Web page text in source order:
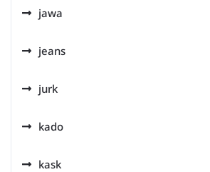
jawa
jeans
jurk
kado
kask